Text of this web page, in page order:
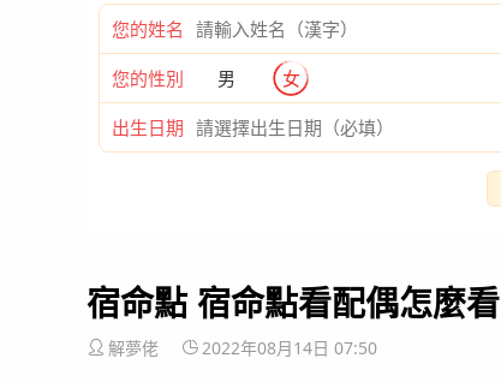
您的姓名
您的性別 男 女
出生日期
宿命點 宿命點看配偶怎麼看
解夢佬 2022年08月14日 07:50